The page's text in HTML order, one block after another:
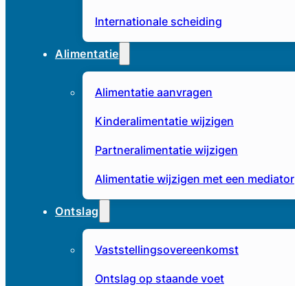
Internationale scheiding
Alimentatie
Alimentatie aanvragen
Kinderalimentatie wijzigen
Partneralimentatie wijzigen
Alimentatie wijzigen met een mediator
Ontslag
Vaststellingsovereenkomst
Ontslag op staande voet